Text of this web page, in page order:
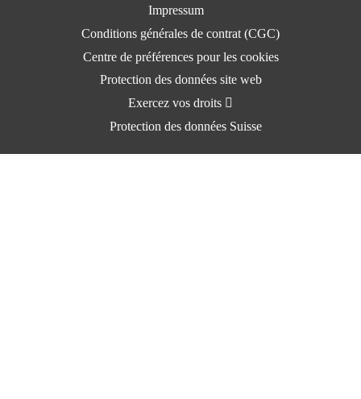
Impressum
Conditions générales de contrat (CGC)
Centre de préférences pour les cookies
Protection des données site web
Exercez vos droits
Protection des données Suisse